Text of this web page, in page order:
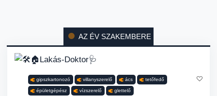
AZ ÉV SZAKEMBERE
gipszkartonozó villanyszerelő ács tetőfedő
épületgépész vízszerelő glettelő